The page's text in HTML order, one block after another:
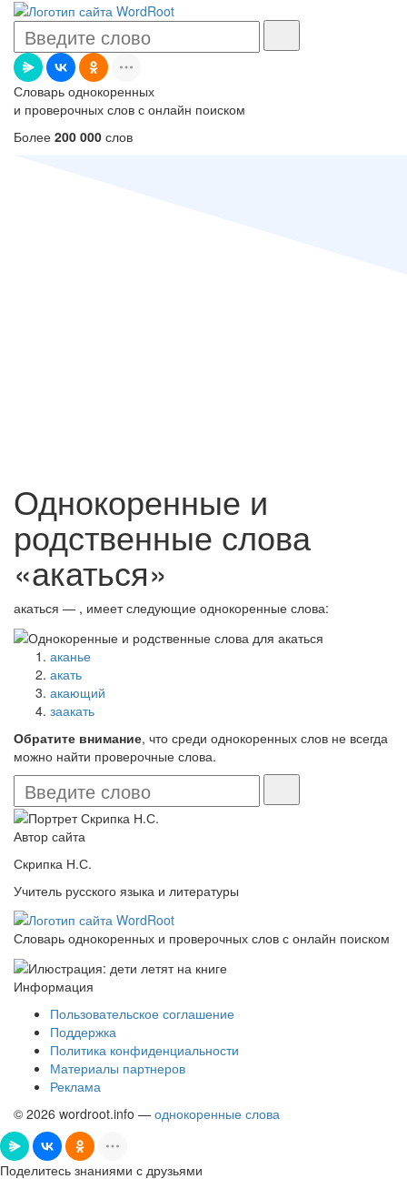
Словарь однокоренных
и проверочных слов с онлайн поиском
Более 200 000 слов
Однокоренные и
родственные слова
«акаться»
акаться — , имеет следующие однокоренные слова:
аканье
акать
акающий
заакать
Обратите внимание, что среди однокоренных слов не всегда
можно найти проверочные слова.
Автор сайта
Скрипка Н.С.
Учитель русского языка и литературы
Словарь однокоренных и проверочных слов с онлайн поиском
Информация
Пользовательское соглашение
Поддержка
Политика конфиденциальности
Материалы партнеров
Реклама
© 2026 wordroot.info — однокоренные слова
Поделитесь знаниями с друзьями